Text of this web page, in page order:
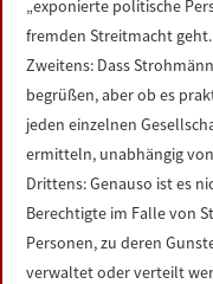
„exponierte politische
fremden Streitmacht geht.
Zweitens: Dass
begrüßen, aber ob es
jeden einzelnen
ermitteln, unabhängig
Drittens: Genauso ist es
Berechtigte im Falle von
Personen, zu deren
verwaltet oder verteilt